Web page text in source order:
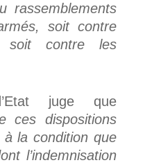
rassemblements
soit contre
soit contre les
juge que
ces dispositions
la condition que
l’indemnisation